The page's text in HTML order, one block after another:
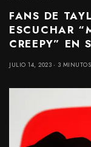
FANS DE
ESCUCHAR
CREEPY” EN
JULIO 14, 2023 3